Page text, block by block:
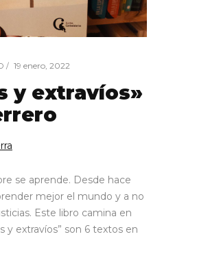
19 enero, 2022
y extravíos»
se aprende. Desde hace
mejor el mundo y a no
Este libro camina en
y extravíos” son 6 textos en